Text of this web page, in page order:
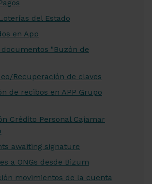
del Estado
en App
"Buzón de
Recuperación de claves
de recibos en APP Grupo
Crédito Personal Cajamar
awaiting signature
a ONGs desde Bizum
movimientos de la cuenta